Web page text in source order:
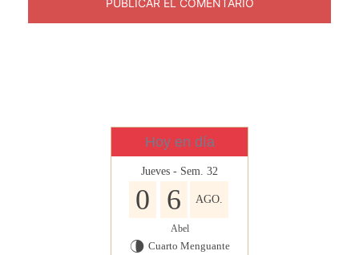
Hoy en día
Jueves - Sem. 32
0 6 AGO.
Abel
U Cuarto Menguante